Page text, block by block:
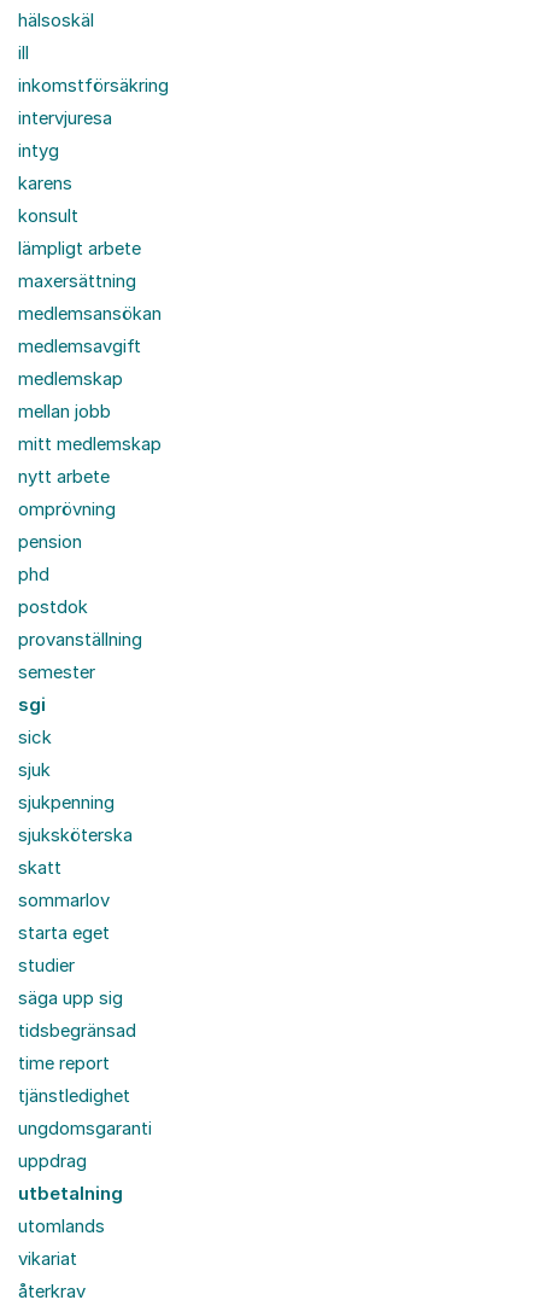
hälsoskäl
ill
inkomstförsäkring
intervjuresa
intyg
karens
konsult
lämpligt arbete
maxersättning
medlemsansökan
medlemsavgift
medlemskap
mellan jobb
mitt medlemskap
nytt arbete
omprövning
pension
phd
postdok
provanställning
semester
sgi
sick
sjuk
sjukpenning
sjuksköterska
skatt
sommarlov
starta eget
studier
säga upp sig
tidsbegränsad
time report
tjänstledighet
ungdomsgaranti
uppdrag
utbetalning
utomlands
vikariat
återkrav